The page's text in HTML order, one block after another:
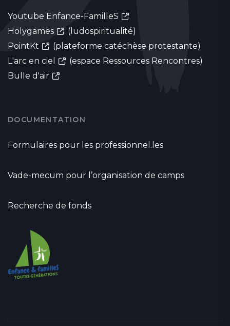
Youtube Enfance-FamilleS
Holygames
(ludospiritualité)
PointKt
(plateforme catéchèse protestante)
L'arc en ciel
(espace Ressources Rencontres)
Bulle d'air
DOCUMENTATION
Formulaires pour les professionnel.les
Vade-mecum pour l’organisation de camps
Recherche de fonds